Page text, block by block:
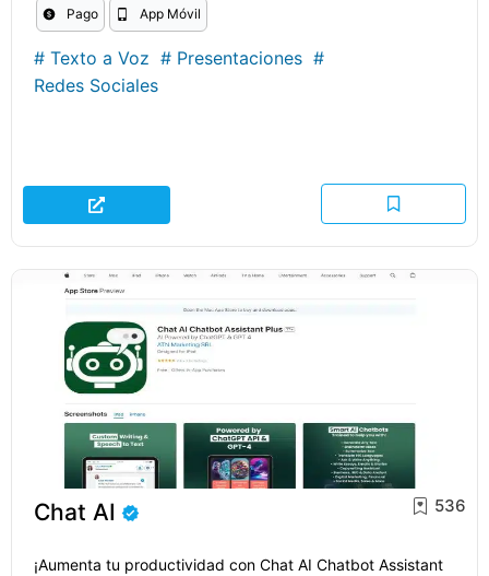
Pago App Móvil
# Texto a Voz # Presentaciones #
Redes Sociales
Chat AI 536
¡Aumenta tu productividad con Chat AI Chatbot Assistant